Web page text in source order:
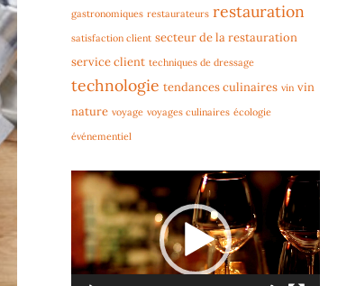
gastronomiques restaurateurs restauration
satisfaction client secteur de la restauration
service client techniques de dressage
technologie tendances culinaires vin vin
nature voyage voyages culinaires écologie
événementiel
Lecteur
vidéo